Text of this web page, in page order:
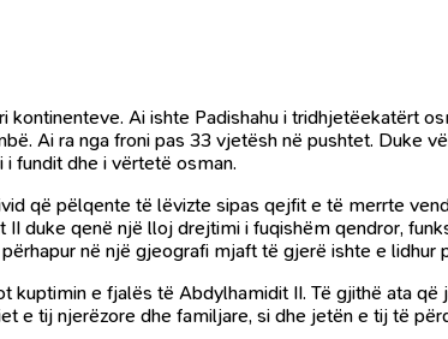
kontinenteve. Ai ishte Padishahu i tridhjetëekatërt
Ai ra nga froni pas 33 vjetësh në pushtet. Duke
fundit dhe i vërtetë osman.
që pëlqente të lëvizte sipas qejfit e të merrte
duke qenë një lloj drejtimi i fuqishëm qendror,
në një gjeografi mjaft të gjerë ishte e lidhur
e fjalës të Abdylhamidit II. Të gjithë ata
e tij njerëzore dhe familjare, si dhe jetën e tij të